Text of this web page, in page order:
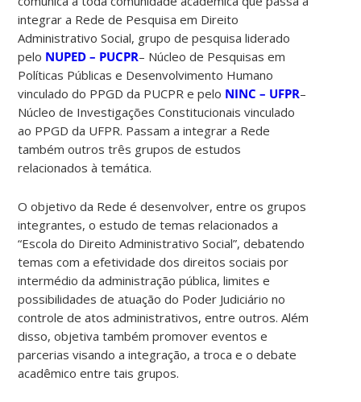
integrar a Rede de Pesquisa em Direito
Administrativo Social, grupo de pesquisa liderado
pelo NUPED – PUCPR– Núcleo de Pesquisas em
Políticas Públicas e Desenvolvimento Humano
vinculado do PPGD da PUCPR e pelo NINC – UFPR–
Núcleo de Investigações Constitucionais vinculado
ao PPGD da UFPR. Passam a integrar a Rede
também outros três grupos de estudos
relacionados àtemática.
O objetivo da Rede é desenvolver, entre os grupos
integrantes, o estudo de temas relacionados a
“Escola do Direito Administrativo Social”, debatendo
temas com a efetividade dos direitos sociais por
intermédio da administração pública, limites e
possibilidades de atuação do Poder Judiciário no
controle de atos administrativos, entre outros. Além
disso, objetiva também promover eventos e
parcerias visando a integração, a troca e o debate
acadêmico entre tais grupos.